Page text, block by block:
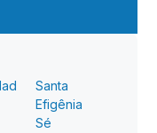
Santa
Efigênia
Sé